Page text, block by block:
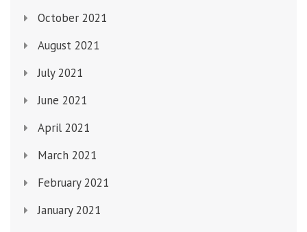
October 2021
August 2021
July 2021
June 2021
April 2021
March 2021
February 2021
January 2021